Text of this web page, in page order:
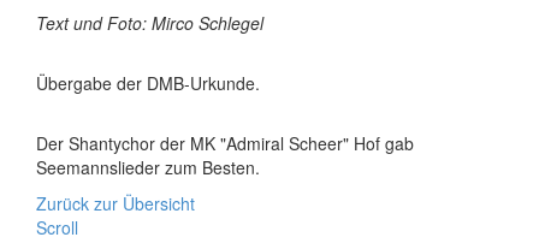
Text und Foto: Mirco Schlegel
Übergabe der DMB-Urkunde.
Der Shantychor der MK "Admiral Scheer" Hof gab
Seemannslieder zum Besten.
Zurück zur Übersicht
Scroll